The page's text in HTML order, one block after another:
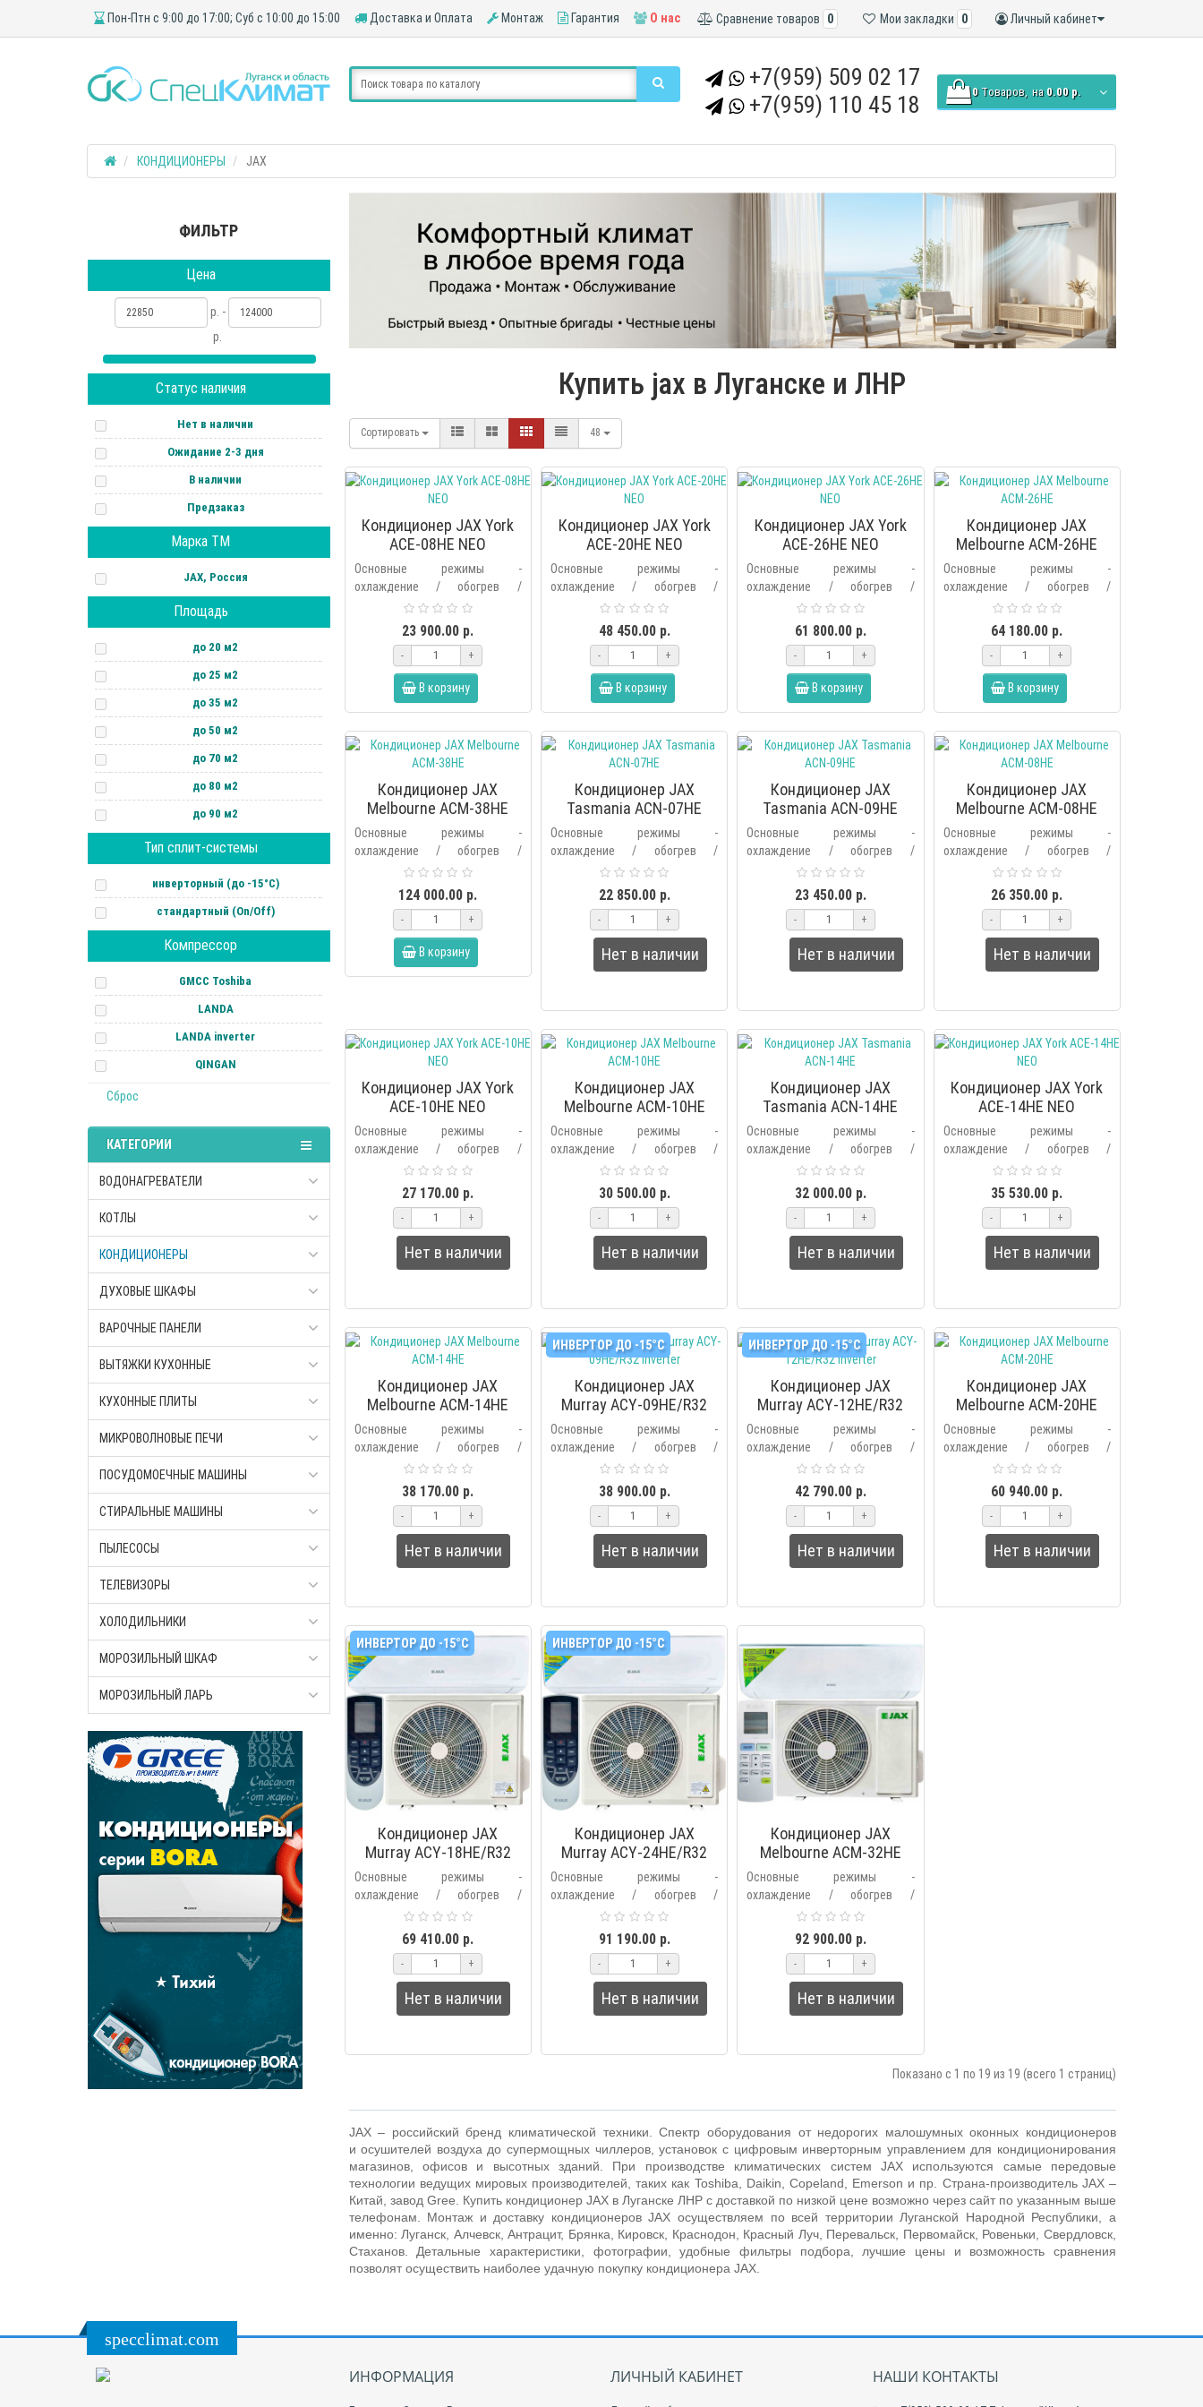
Пон-Птн с 9:00 до 17:00; Суб с 10:00 до 15:00 Доставка и Оплата Монтаж Гарантия О нас Личный кабинет
Мои закладки 0
Сравнение товаров 0
+7(959) 509 02 17
+7(959) 110 45 18
0 Tоваров, на 0.00 р.
КОНДИЦИОНЕРЫ JAX
ФИЛЬТР
Цена
р. -
р.
Статус наличия
Нет в наличии
Ожидание 2-3 дня
В наличии
Предзаказ
Марка ТМ
JAX, Россия
Площадь
до 20 м2
до 25 м2
до 35 м2
до 50 м2
до 70 м2
до 80 м2
до 90 м2
Тип сплит-системы
инверторный (до -15°С)
стандартный (On/Off)
Компрессор
GMCC Toshiba
LANDA
LANDA inverter
QINGAN
Сброс
КАТЕГОРИИ
ВОДОНАГРЕВАТЕЛИ
КОТЛЫ
КОНДИЦИОНЕРЫ
ДУХОВЫЕ ШКАФЫ
ВАРОЧНЫЕ ПАНЕЛИ
ВЫТЯЖКИ КУХОННЫЕ
КУХОННЫЕ ПЛИТЫ
МИКРОВОЛНОВЫЕ ПЕЧИ
ПОСУДОМОЕЧНЫЕ МАШИНЫ
СТИРАЛЬНЫЕ МАШИНЫ
ПЫЛЕСОСЫ
ТЕЛЕВИЗОРЫ
ХОЛОДИЛЬНИКИ
МОРОЗИЛЬНЫЙ ШКАФ
МОРОЗИЛЬНЫЙ ЛАРЬ
Купить jax в Луганске и ЛНР
Сортировать 48
Кондиционер JAX York
ACE-08HE NEO
Основные режимы -
охлаждение / обогрев /
осушение / вентиляция /
фильтрация /
автоматический.Дополнительные
режимы – выбор основных..
23 900.00 р.
- +
В корзину
Кондиционер JAX York
ACE-20HE NEO
Основные режимы -
охлаждение / обогрев /
осушение / вентиляция /
фильтрация /
автоматический.Дополнительные
режимы – выбор основных..
48 450.00 р.
- +
В корзину
Кондиционер JAX York
ACE-26HE NEO
Основные режимы -
охлаждение / обогрев /
осушение / вентиляция /
фильтрация /
автоматический.Дополнительные
режимы – выбор основных..
61 800.00 р.
- +
В корзину
Кондиционер JAX
Melbourne ACM-26HE
Основные режимы -
охлаждение / обогрев /
осушение / вентиляция /
фильтрация /
автоматический.Дополнительные
режимы – выбор основных..
64 180.00 р.
- +
В корзину
Кондиционер JAX
Melbourne ACM-38HE
Основные режимы -
охлаждение / обогрев /
осушение / вентиляция /
фильтрация /
автоматический.Дополнительные
режимы – выбор основных..
124 000.00 р.
- +
В корзину
Кондиционер JAX
Tasmania ACN-07HE
Основные режимы -
охлаждение / обогрев /
осушение / вентиляция /
фильтрация /
автоматический.Дополнительные
режимы – кнопка режима ..
22 850.00 р.
- +
Нет в наличии
Кондиционер JAX
Tasmania ACN-09HE
Основные режимы -
охлаждение / обогрев /
осушение / вентиляция /
фильтрация /
автоматический.Дополнительные
режимы – кнопка режима ..
23 450.00 р.
- +
Нет в наличии
Кондиционер JAX
Melbourne ACM-08HE
Основные режимы -
охлаждение / обогрев /
осушение / вентиляция /
фильтрация /
автоматический.Дополнительные
режимы – выбор основных..
26 350.00 р.
- +
Нет в наличии
Кондиционер JAX York
ACE-10HE NEO
Основные режимы -
охлаждение / обогрев /
осушение / вентиляция /
фильтрация /
автоматический.Дополнительные
режимы – выбор основных..
27 170.00 р.
- +
Нет в наличии
Кондиционер JAX
Melbourne ACM-10HE
Основные режимы -
охлаждение / обогрев /
осушение / вентиляция /
фильтрация /
автоматический.Дополнительные
режимы – выбор основных..
30 500.00 р.
- +
Нет в наличии
Кондиционер JAX
Tasmania ACN-14HE
Основные режимы -
охлаждение / обогрев /
осушение / вентиляция /
фильтрация /
автоматический.Дополнительные
режимы – кнопка режима ..
32 000.00 р.
- +
Нет в наличии
Кондиционер JAX York
ACE-14HE NEO
Основные режимы -
охлаждение / обогрев /
осушение / вентиляция /
фильтрация /
автоматический.Дополнительные
режимы – выбор основных..
35 530.00 р.
- +
Нет в наличии
Кондиционер JAX
Melbourne ACM-14HE
Основные режимы -
охлаждение / обогрев /
осушение / вентиляция /
фильтрация /
автоматический.Дополнительные
режимы – выбор основных..
38 170.00 р.
- +
Нет в наличии
ИНВЕРТОР ДО -15°С
Кондиционер JAX
Murray ACY-09HE/R32
inverter
Основные режимы -
охлаждение / обогрев /
осушение / вентиляция /
фильтрация /
автоматический.Дополнительные
режимы – выбор основных..
38 900.00 р.
- +
Нет в наличии
ИНВЕРТОР ДО -15°С
Кондиционер JAX
Murray ACY-12HE/R32
inverter
Основные режимы -
охлаждение / обогрев /
осушение / вентиляция /
фильтрация /
автоматический.Дополнительные
режимы – выбор основных..
42 790.00 р.
- +
Нет в наличии
Кондиционер JAX
Melbourne ACM-20HE
Основные режимы -
охлаждение / обогрев /
осушение / вентиляция /
фильтрация /
автоматический.Дополнительные
режимы – выбор основных..
60 940.00 р.
- +
Нет в наличии
ИНВЕРТОР ДО -15°С
Кондиционер JAX
Murray ACY-18HE/R32
inverter
Основные режимы -
охлаждение / обогрев /
осушение / вентиляция /
фильтрация /
автоматический.Дополнительные
режимы – выбор основных..
69 410.00 р.
- +
Нет в наличии
ИНВЕРТОР ДО -15°С
Кондиционер JAX
Murray ACY-24HE/R32
inverter
Основные режимы -
охлаждение / обогрев /
осушение / вентиляция /
фильтрация /
автоматический.Дополнительные
режимы – выбор основных..
91 190.00 р.
- +
Нет в наличии
Кондиционер JAX
Melbourne ACM-32HE
Основные режимы -
охлаждение / обогрев /
осушение / вентиляция /
фильтрация /
автоматический.Дополнительные
режимы – выбор основных..
92 900.00 р.
- +
Нет в наличии
Показано с 1 по 19 из 19 (всего 1 страниц)
JAX – российский бренд климатической техники. Спектр оборудования от недорогих малошумных оконных кондиционеров
и осушителей воздуха до супермощных чиллеров, установок с цифровым инверторным управлением для кондиционирования
магазинов, офисов и высотных зданий. При производстве климатических систем JAX используются самые передовые
технологии ведущих мировых производителей, таких как Toshiba, Daikin, Copeland, Emerson и пр. Страна-производитель JAX –
Китай, завод Gree
Купить кондиционер JAX в Луганске ЛНР с доставкой по низкой цене возможно через сайт по указанным выше
телефонам. Монтаж и доставку кондиционеров JAX осуществляем по всей территории Луганской Народной Республики, а
именно: Луганск, Алчевск, Антрацит, Брянка, Кировск, Краснодон, Красный Луч, Перевальск, Первомайск, Ровеньки, Свердловск,
Стаханов. Детальные характеристики, фотографии, удобные фильтры подбора, лучшие цены и возможность сравнения
позволят осуществить наиболее удачную покупку кондиционера JAX.
specclimat.com
ИНФОРМАЦИЯ
ЛИЧНЫЙ КАБИНЕТ НАШИ КОНТАКТЫ